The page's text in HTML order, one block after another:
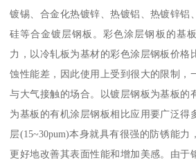
镀锡、合金化热镀锌、热镀铝、热镀锌铝
硅等合金镀层钢板。彩色涂层钢板的基
力，以冷轧板为基材的彩色涂层钢板价格
蚀性能差，因此使用上受到很大的限制，
与大气接触的场合。以镀层钢板为基板的
为基板的有机涂层钢板相比应用要广泛得
层(15~30pum)本身就具有很强的防锈能
更好地改善其表面性能和增加美感。由于